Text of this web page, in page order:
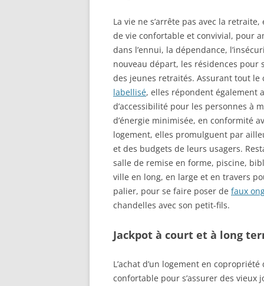
La vie ne s’arrête pas avec la
de vie confortable et convivial, pour
dans l’ennui, la dépendance,
nouveau départ, les résidences
des jeunes retraités. Assurant tout
labellisé, elles répondent également
d’accessibilité pour les personnes à
d’énergie minimisée, en conformité
logement, elles promulguent par
et des budgets de leurs usagers.
salle de remise en forme, piscine,
ville en long, en large et en travers
palier, pour se faire poser de faux
chandelles avec son petit-fils.
Jackpot à court et à long
L’achat d’un logement en
confortable pour s’assurer des